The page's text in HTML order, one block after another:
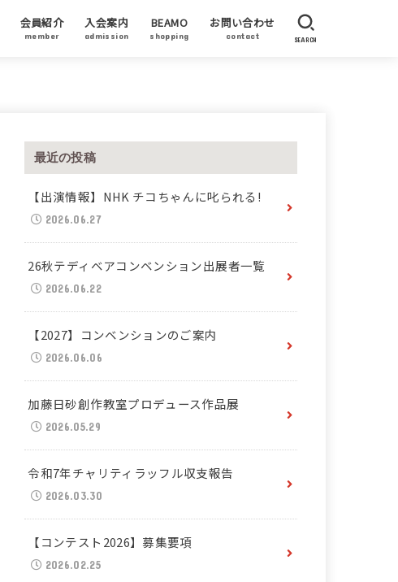
会員紹介
member
入会案内
admission
BEAMO
shopping
お問い合わせ
contact SEARCH
最近の投稿
【出演情報】NHK チコちゃんに叱られる!
2026.06.27
26秋テディベアコンベンション出展者一覧
2026.06.22
【2027】コンベンションのご案内
2026.06.06
加藤日砂創作教室プロデュース作品展
2026.05.29
令和7年チャリティラッフル収支報告
2026.03.30
【コンテスト2026】募集要項
2026.02.25